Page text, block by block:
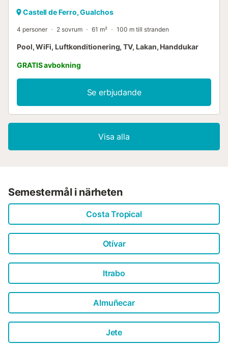
Castell de Ferro, Gualchos
4 personer 2 sovrum 61 m² 100 m till stranden
Pool, WiFi, Luftkonditionering, TV, Lakan, Handdukar
GRATIS avbokning
Se erbjudande
Visa alla
Semestermål i närheten
Costa Tropical
Otívar
Itrabo
Almuñecar
Jete